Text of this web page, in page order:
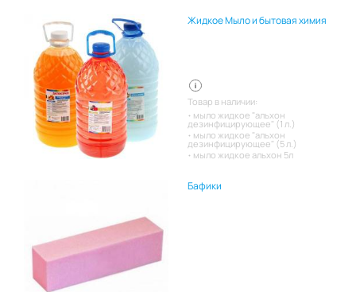
Жидкое Мыло и бытовая химия
Товар в наличии:
мыло жидкое "альхон
дезинфицирующее" (1 л.)
мыло жидкое "альхон
дезинфицирующее" (5 л.)
мыло жидкое альхон 5л
Бафики